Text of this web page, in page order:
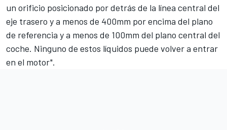
un orificio posicionado por detrás de la línea central del
eje trasero y a menos de 400mm por encima del plano
de referencia y a menos de 100mm del plano central del
coche. Ninguno de estos líquidos puede volver a entrar
en el motor".